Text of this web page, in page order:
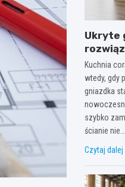
Ukryte
Kuchnia
wtedy, gdy
gniazdka
szybko
ścianie nie…
Czytaj dalej